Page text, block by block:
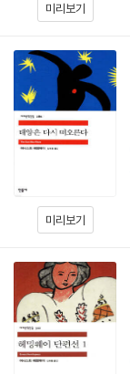
미리보기
미리보기